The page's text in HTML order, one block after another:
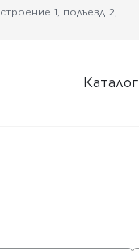
1, подъезд 2,
Каталог